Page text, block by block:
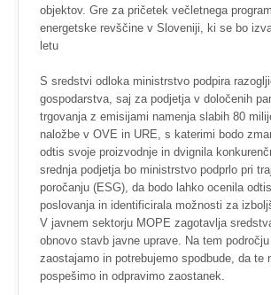
objektov. Gre za pričetek večletnega
energetske revščine v Sloveniji, ki se bo
letu
S sredstvi odloka ministrstvo podpira
gospodarstva, saj za podjetja v določenih
trgovanja z emisijami namenja slabih 80
naložbe v OVE in URE, s katerimi bodo
odtis svoje proizvodnje in dvignila
srednja podjetja bo ministrstvo podprlo pri
poročanju (ESG), da bodo lahko ocenila
poslovanja in identificirala možnosti za
V javnem sektorju MOPE zagotavlja
obnovo stavb javne uprave. Na tem
zaostajamo in potrebujemo spodbude, da te
pospešimo in odpravimo zaostanek.